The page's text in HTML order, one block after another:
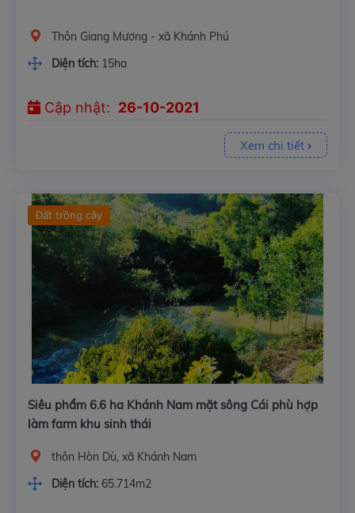
Thôn Giang Mương - xã Khánh Phú
Diện tích: 15ha
Cập nhật: 26-10-2021
Xem chi tiết
Đất trồng cây
Siêu phẩm 6.6 ha Khánh Nam mặt sông Cái phù hợp
làm farm khu sinh thái
thôn Hòn Dù, xã Khánh Nam
Diện tích: 65.714m2